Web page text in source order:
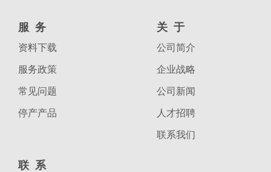
服务
资料下载
服务政策
常见问题
停产产品
关于
公司简介
企业战略
公司新闻
人才招聘
联系我们
联系